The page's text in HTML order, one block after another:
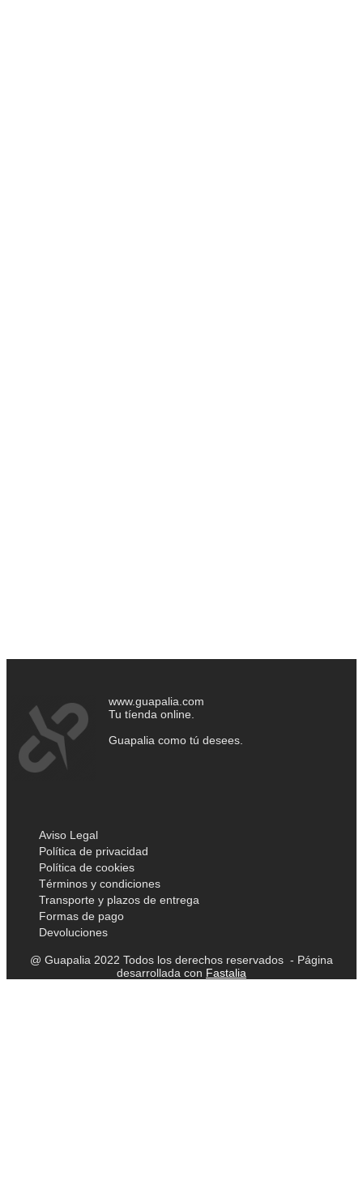
www.guapalia.com
Tu tíenda online.
Guapalia como tú desees.
Aviso Legal
Política de privacidad
Política de cookies
Términos y condiciones
Transporte y plazos de entrega
Formas de pago
Devoluciones
@ Guapalia 2022 Todos los derechos reservados - Página
desarrollada con Fastalia